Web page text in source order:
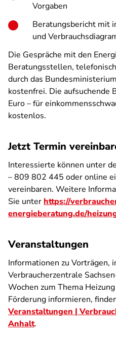
Vorgaben
Beratungsbericht mit
und
Die Gespräche mit den
Beratungsstellen,
durch das
kostenfrei. Die aufsuchende
Euro – für
kostenlos.
Jetzt Termin
Interessierte können unter
– 809 802 445 oder online
vereinbaren. Weitere
Sie unter https://
energieberatung.de/
Veranstaltungen
Informationen zu Vorträgen,
Verbraucherzentrale
Wochen zum Thema
Förderung informieren,
Veranstaltungen |
Anhalt.